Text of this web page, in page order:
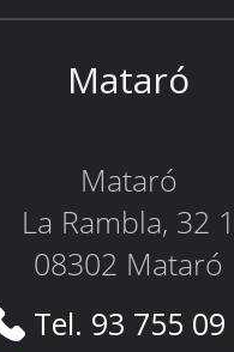
Mataró
Mataró
La Rambla, 32 1
08302 Mataró
Tel. 93 755